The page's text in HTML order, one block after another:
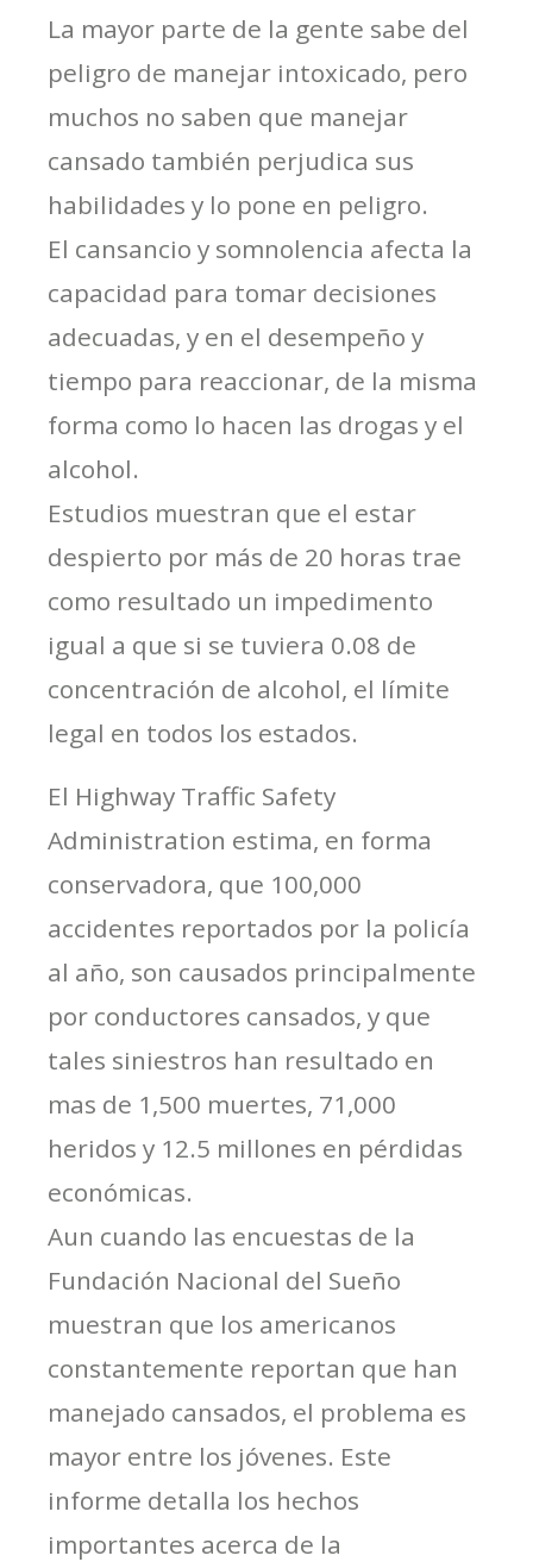
La mayor parte de la gente sabe del
peligro de manejar intoxicado, pero
muchos no saben que manejar
cansado también perjudica sus
habilidades y lo pone en peligro.
El cansancio y somnolencia afecta la
capacidad para tomar decisiones
adecuadas, y en el desempeño y
tiempo para reaccionar, de la misma
forma como lo hacen las drogas y el
alcohol.
Estudios muestran que el estar
despierto por más de 20 horas trae
como resultado un impedimento
igual a que si se tuviera 0.08 de
concentración de alcohol, el límite
legal en todos los estados.
El Highway Traffic Safety
Administration estima, en forma
conservadora, que 100,000
accidentes reportados por la policía
al año, son causados principalmente
por conductores cansados, y que
tales siniestros han resultado en
mas de 1,500 muertes, 71,000
heridos y 12.5 millones en pérdidas
económicas.
Aun cuando las encuestas de la
Fundación Nacional del Sueño
muestran que los americanos
constantemente reportan que han
manejado cansados, el problema es
mayor entre los jóvenes. Este
informe detalla los hechos
importantes acerca de la